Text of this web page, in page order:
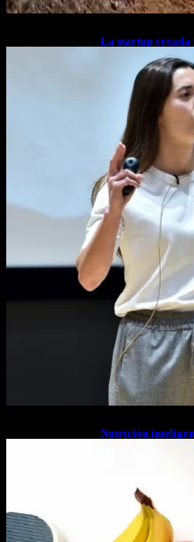
La startup creada
estrés financiero
Nutrición